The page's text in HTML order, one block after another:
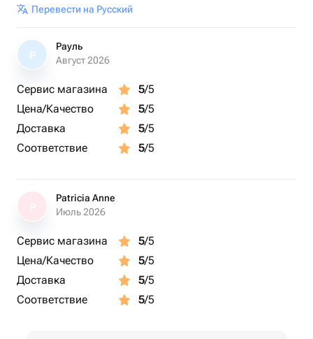
Перевести на Русский
Р
Рауль
Август 2026
Сервис магазина 5/5
Цена/Качество
5/5
Доставка
5/5
Соответствие
5/5
Patricia Anne
Июль 2026
Сервис магазина 5/5
Цена/Качество
5/5
Доставка
5/5
Соответствие
5/5